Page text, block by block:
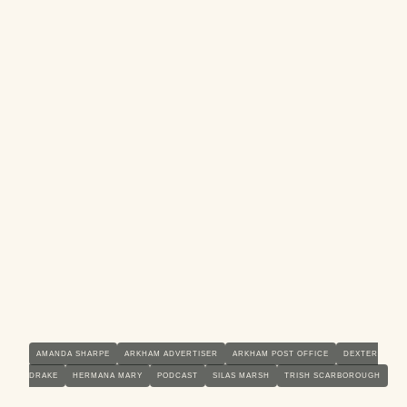
AMANDA SHARPE ARKHAM ADVERTISER ARKHAM POST OFFICE DEXTER
DRAKE HERMANA MARY PODCAST SILAS MARSH TRISH SCARBOROUGH